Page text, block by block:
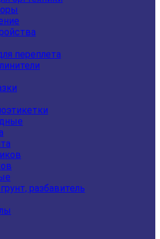
переплета
разбавитель